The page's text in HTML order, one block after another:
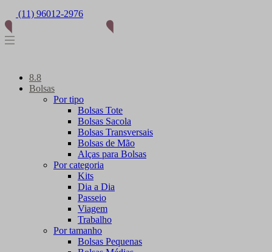
(11) 96012-2976
8.8
Bolsas
Por tipo
Bolsas Tote
Bolsas Sacola
Bolsas Transversais
Bolsas de Mão
Alças para Bolsas
Por categoria
Kits
Dia a Dia
Passeio
Viagem
Trabalho
Por tamanho
Bolsas Pequenas